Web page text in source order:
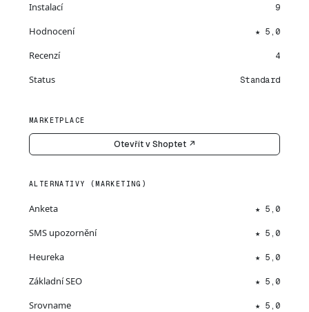
Instalací 9
Hodnocení ★ 5,0
Recenzí 4
Status Standard
MARKETPLACE
Otevřít v Shoptet ↗
ALTERNATIVY (MARKETING)
Anketa ★ 5,0
SMS upozornění ★ 5,0
Heureka ★ 5,0
Základní SEO ★ 5,0
Srovname ★ 5,0